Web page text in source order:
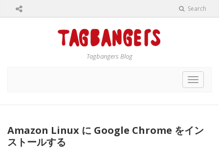
Search
Tagbangers Blog
Toggle
Amazon Linux に Google Chrome をイン
ストールする